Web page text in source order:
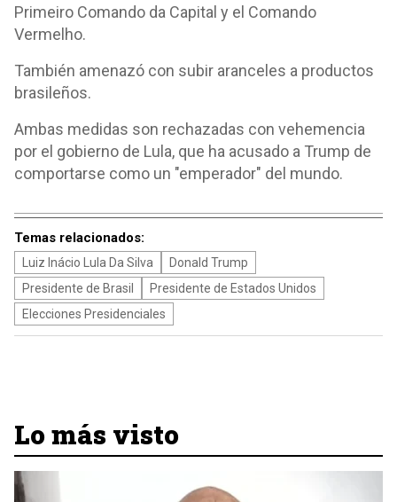
Primeiro Comando da Capital y el Comando
Vermelho.
También amenazó con subir aranceles a productos
brasileños.
Ambas medidas son rechazadas con vehemencia
por el gobierno de Lula, que ha acusado a Trump de
comportarse como un "emperador" del mundo.
Temas relacionados:
Luiz Inácio Lula Da Silva
Donald Trump
Presidente de Brasil
Presidente de Estados Unidos
Elecciones Presidenciales
Lo más visto